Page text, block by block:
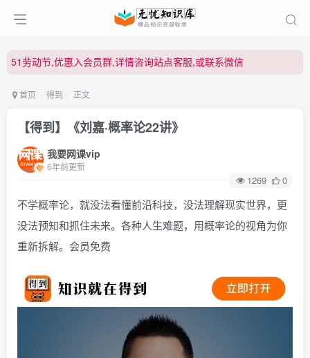
51劳动节,优惠入会员群,详情咨询站点客服,或联系微信
51劳动节,优惠入会员群,详情咨询站点客服,或联系微信
首页 得到 正文
【得到】《刘嘉·概率论22讲》
我要网课vip
6年前更新
1269 0
不学概率论，就没法看懂前沿科技，没法理解现实世界，更
没法预知和抓住未来。各种人生难题，用概率论的视角为你
重新拆解。会员免费